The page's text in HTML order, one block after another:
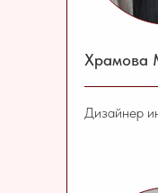
Дизайнер
Храмова